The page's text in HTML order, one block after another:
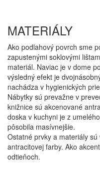
MATERIÁLY
Ako podlahový povrch sme
zapustenými soklovými
materiál. Naviac je v dome
výsledný efekt je
nachádza v hygienických
Nábytky sú prevažne v
knižnice sú akcenované
doska v kuchyni je z
pôsobila masívnejšie.
Ostatné prvky a materiály
antracitovej farby. Ako
odtieňoch.